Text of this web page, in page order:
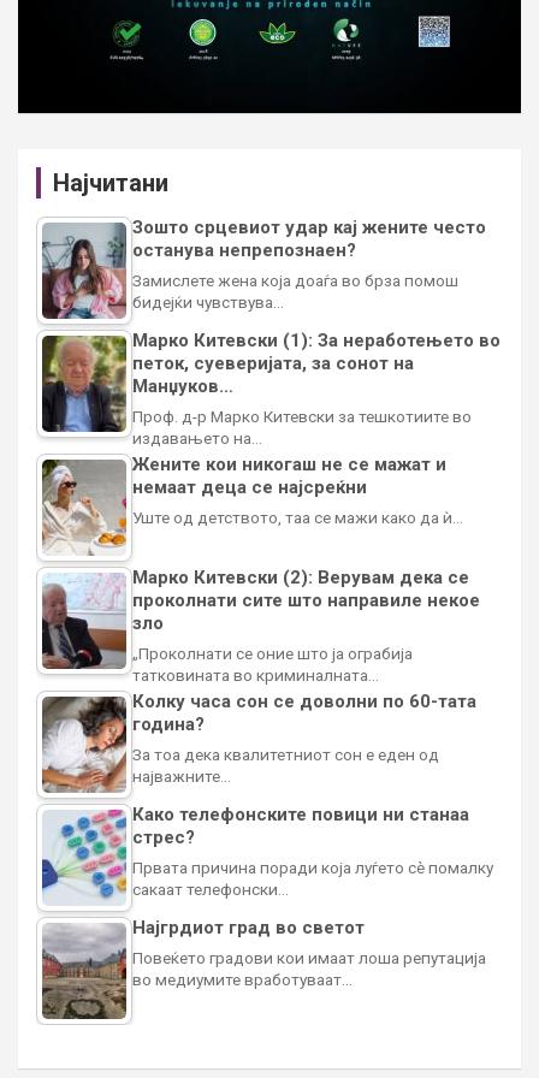
Најчитани
Зошто срцевиот удар кај жените често
останува непрепознаен?
Замислете жена која доаѓа во брза помош
бидејќи чувствува…
Марко Китевски (1): За неработењето во
петок, суеверијата, за сонот на
Манџуков…
Проф. д-р Марко Китевски за тешкотиите во
издавањето на…
Жените кои никогаш не се мажат и
немаат деца се најсреќни
Уште од детството, таа се мажи како да ѝ…
Марко Китевски (2): Верувам дека се
проколнати сите што направиле некое
зло
„Проколнати се оние што ја ограбија
татковината во криминалната…
Колку часа сон се доволни по 60-тата
година?
За тоа дека квалитетниот сон е еден од
најважните…
Како телефонските повици ни станаа
стрес?
Првата причина поради која луѓето сè помалку
сакаат телефонски…
Најгрдиот град во светот
Повеќето градови кои имаат лоша репутација
во медиумите вработуваат…